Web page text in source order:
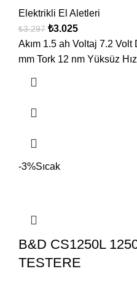
Elektrikli El Aletleri
₺3.297 ₺3.025
Akım 1.5 ah Voltaj 7.2
mm Tork 12 nm Yüksüz
-3%Sıcak
B&D CS1250L
TESTERE